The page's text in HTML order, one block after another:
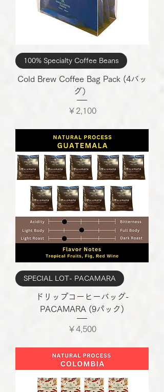
100% Specialty Coffee Beans
Cold Brew Coffee Bag Pack (4バッ
グ）
価格
￥2,100
SPECIAL LOT- PACAMARA
ドリップコーヒーバッグ-
PACAMARA (9パック)
価格
￥4,500